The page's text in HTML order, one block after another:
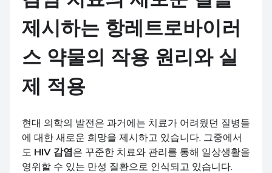
제시하는 항레트로바이러
스 약물의 작용 원리와 실
제 적용
현대 의학의 발전은 과거에는 치료가 어려웠던 질병들
에 대한 새로운 희망을 제시하고 있습니다. 그중에서
도 HIV 감염은 꾸준한 치료와 관리를 통해 일상생활을
영위할 수 있는 만성 질환으로 인식되고 있습니다.